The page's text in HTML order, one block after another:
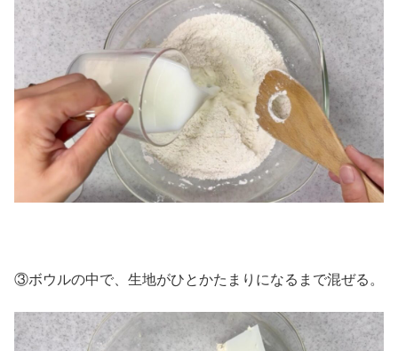
③ボウルの中で、生地がひとかたまりになるまで混ぜる。